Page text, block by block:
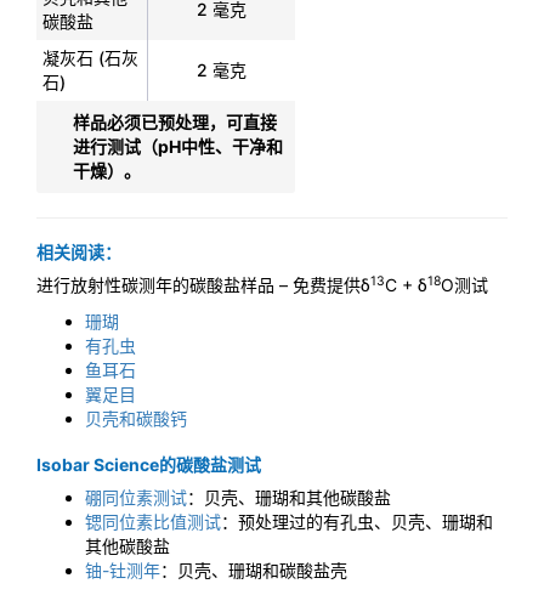
碳酸盐
2 毫克
凝灰石 (石灰
石)
2 毫克
样品必须已预处理，可直接
进行测试（pH中性、干净和
干燥）。
相关阅读：
进行放射性碳测年的碳酸盐样品 – 免费提供δ13C + δ18O测试
珊瑚
有孔虫
鱼耳石
翼足目
贝壳和碳酸钙
Isobar Science的碳酸盐测试
硼同位素测试：贝壳、珊瑚和其他碳酸盐
锶同位素比值测试：预处理过的有孔虫、贝壳、珊瑚和
其他碳酸盐
铀-钍测年：贝壳、珊瑚和碳酸盐壳